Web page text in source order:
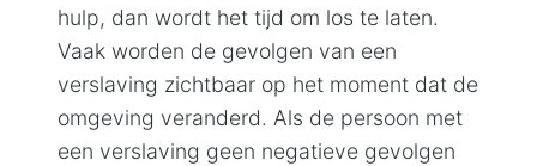
hulp, dan wordt het tijd om los te laten.
Vaak worden de gevolgen van een
verslaving zichtbaar op het moment dat de
omgeving veranderd. Als de persoon met
een verslaving geen negatieve gevolgen